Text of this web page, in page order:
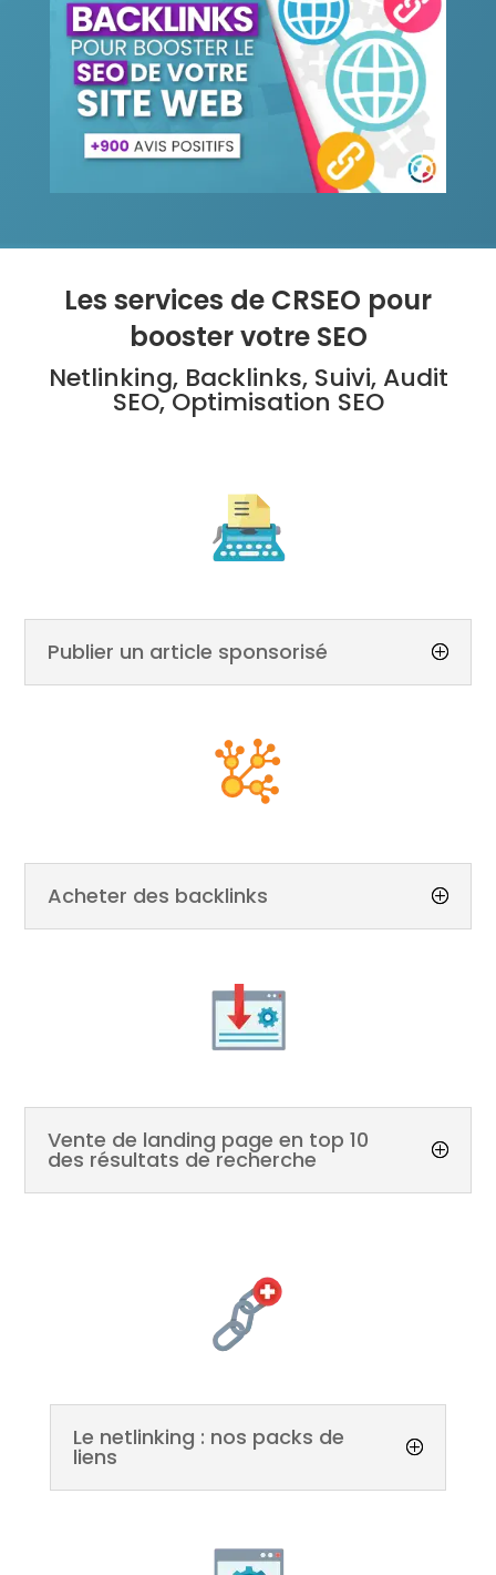
Les services de CRSEO pour
booster votre SEO
Netlinking, Backlinks, Suivi, Audit
SEO, Optimisation SEO
Publier un article sponsorisé
Acheter des backlinks
Vente de landing page en top 10
des résultats de recherche
Le netlinking : nos packs de
liens